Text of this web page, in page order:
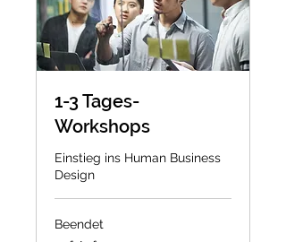
1-3 Tages-
Workshops
Einstieg ins Human Business
Design
Beendet